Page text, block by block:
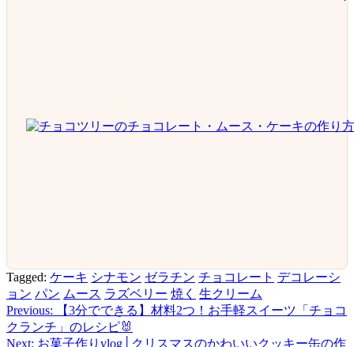
Tagged: ケーキ シナモン ゼラチン チョコレート デコレーシ
ョン パン ムース ラズベリー 焼く 生クリーム
投
稿
Previous:
【3分でできる】材料2つ！お手軽スイーツ「チョコ
クランチ」のレシピ🐰
Next: お菓子作りvlog│クリスマスのかわいいクッキー缶の作